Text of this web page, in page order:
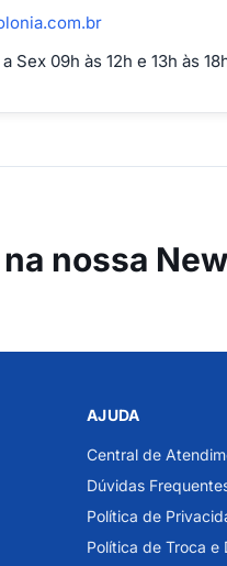
Sex 09h às 12h e 13h às
nossa
AJUDA
Central de
Dúvidas
Política de
Política de Troca e